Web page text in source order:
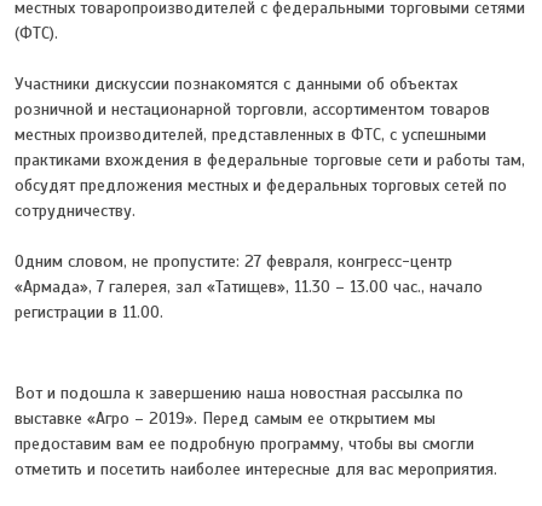
местных товаропроизводителей с федеральными торговыми сетями
(ФТС).
Участники дискуссии познакомятся с данными об объектах
розничной и нестационарной торговли, ассортиментом товаров
местных производителей, представленных в ФТС, с успешными
практиками вхождения в федеральные торговые сети и работы там,
обсудят предложения местных и федеральных торговых сетей по
сотрудничеству.
Одним словом, не пропустите: 27 февраля, конгресс-центр
«Армада», 7 галерея, зал «Татищев», 11.30 – 13.00 час., начало
регистрации в 11.00.
Вот и подошла к завершению наша новостная рассылка по
выставке «Агро – 2019». Перед самым ее открытием мы
предоставим вам ее подробную программу, чтобы вы смогли
отметить и посетить наиболее интересные для вас мероприятия.